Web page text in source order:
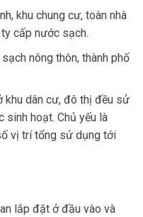
khu chung cư, toàn nhà
cấp nước sạch.
nông thôn, thành phố
khu dân cư, đô thị đều sử
hoạt. Chủ yếu là
vị trí tổng sử dụng tới
lắp đặt ở đầu vào và